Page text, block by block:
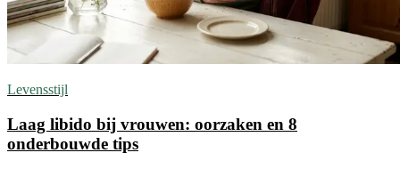
Levensstijl
Laag libido bij vrouwen: oorzaken en 8
onderbouwde tips